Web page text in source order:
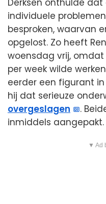
Derksen onthulde
individuele
besproken, waarvan
opgelost. Zo heeft
woensdag vrij,
per week wilde
eerder een figurant
hij dat serieuze
overgeslagen
.
inmiddels aangepakt.
▼ Ad